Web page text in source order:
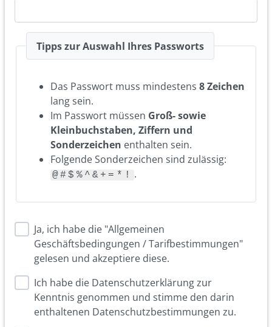
Tipps zur Auswahl Ihres Passworts
Das Passwort muss mindestens 8 Zeichen
lang sein.
Im Passwort müssen Groß- sowie
Kleinbuchstaben, Ziffern und
Sonderzeichen enthalten sein.
Folgende Sonderzeichen sind zulässig:
@#$%^&+=*! .
Ja, ich habe die "Allgemeinen
Geschäftsbedingungen / Tarifbestimmungen"
gelesen und akzeptiere diese.
Ich habe die Datenschutzerklärung zur
Kenntnis genommen und stimme den darin
enthaltenen Datenschutzbestimmungen zu.